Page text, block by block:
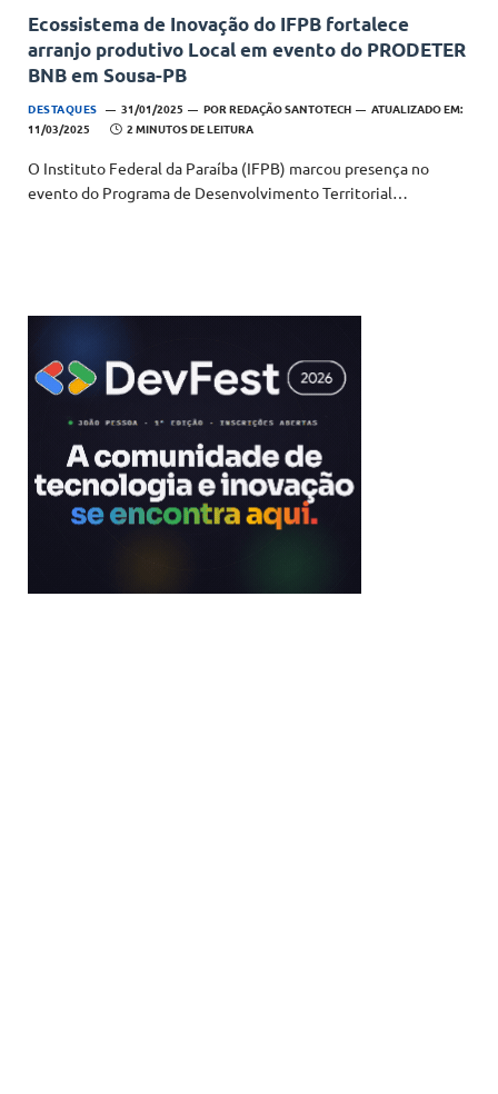
Ecossistema de Inovação do IFPB fortalece
arranjo produtivo Local em evento do PRODETER
BNB em Sousa-PB
DESTAQUES 31/01/2025 POR REDAÇÃO SANTOTECH
ATUALIZADO EM:
11/03/2025
2 MINUTOS DE LEITURA
O Instituto Federal da Paraíba (IFPB) marcou presença no
evento do Programa de Desenvolvimento Territorial…